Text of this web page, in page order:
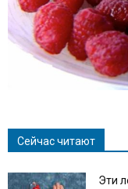
Сейчас читают
Эти